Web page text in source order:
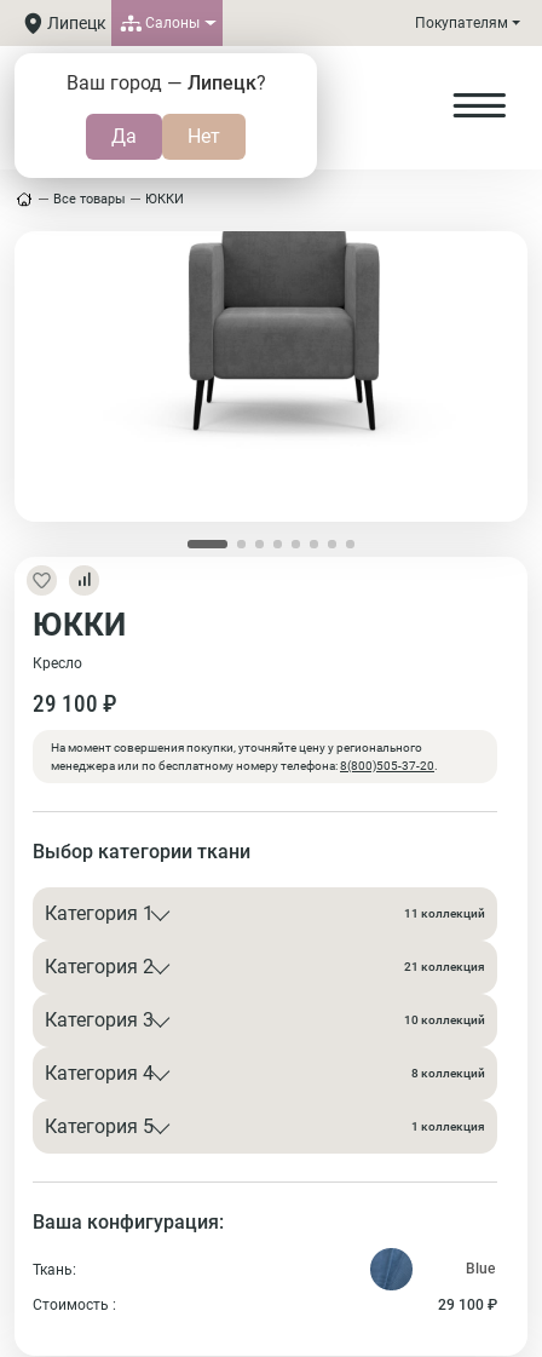
Липецк
Ваш город — Липецк?
Салоны Покупателям
Все товары ЮККИ
ЮККИ
Кресло
29 100 ₽
На момент совершения покупки, уточняйте цену у регионального
менеджера или по бесплатному номеру телефона:8(800)505-37-20
Выбор категории ткани
Категория 1 11 коллекций
Категория 2 21 коллекция
Категория 3 10 коллекций
Категория 4 8 коллекций
Категория 5 1 коллекция
Ваша конфигурация:
Ткань:
Стоимость : 29 100 ₽